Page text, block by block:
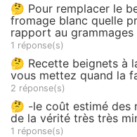
🤔 Pour remplacer le
fromage blanc quelle
rapport au grammages
1 réponse(s)
🤔 Recette beignets à
vous mettez quand la
2 réponse(s)
🤔 -le coût estimé des
de la vérité très très
1 réponse(s)